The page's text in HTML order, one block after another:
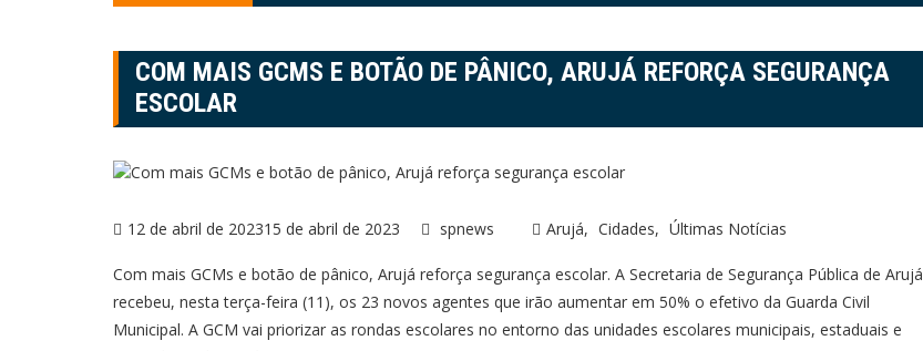
COM MAIS GCMS E BOTÃO DE PÂNICO, ARUJÁ REFORÇA SEGURANÇA
ESCOLAR
12 de abril de 202315 de abril de 2023 spnews Arujá Cidades Últimas Notícias
Com mais GCMs e botão de pânico, Arujá reforça segurança escolar. A Secretaria de Segurança Pública de Arujá
recebeu, nesta terça-feira (11), os 23 novos agentes que irão aumentar em 50% o efetivo da Guarda Civil
Municipal. A GCM vai priorizar as rondas escolares no entorno das unidades escolares municipais, estaduais e